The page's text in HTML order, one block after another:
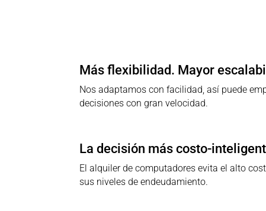
Más flexibilidad. Mayor
Nos adaptamos con facilidad, así puede
decisiones con gran velocidad.
La decisión más costo-
El alquiler de computadores evita el alto
sus niveles de endeudamiento.